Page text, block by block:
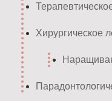
Хирургическое